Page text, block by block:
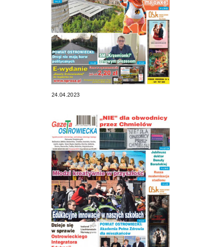
24.04.2023